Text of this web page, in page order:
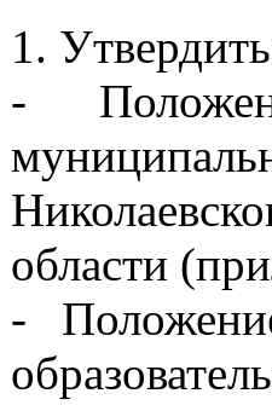
1.
-
области
-